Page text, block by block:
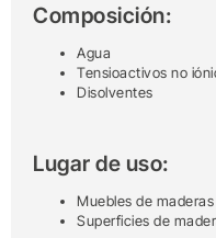
Composición:
Agua
Tensioactivos no
Disolventes
Lugar de uso:
Muebles de
Superficies de